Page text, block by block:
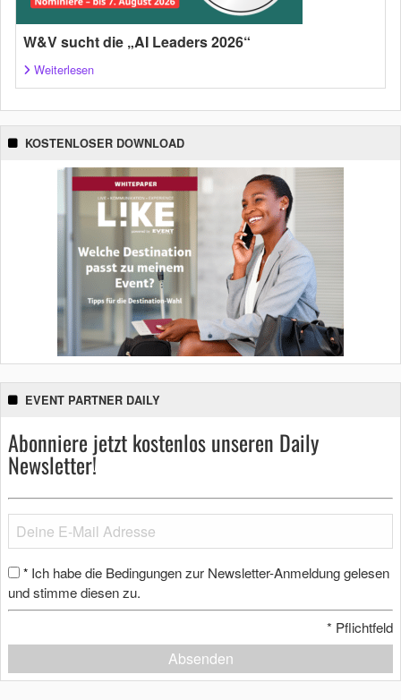
W&V sucht die „AI Leaders 2026“
Weiterlesen
KOSTENLOSER DOWNLOAD
EVENT PARTNER DAILY
Abonniere jetzt kostenlos unseren Daily
Newsletter!
* Ich habe die Bedingungen zur Newsletter-Anmeldung gelesen
und stimme diesen zu.
* Pflichtfeld
Absenden